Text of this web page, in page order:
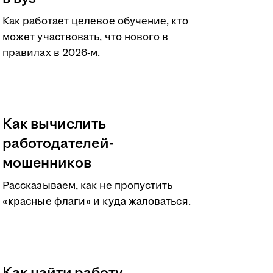
Как работает целевое обучение, кто
может участвовать, что нового в
правилах в 2026-м.
Как вычислить
работодателей-
мошенников
Рассказываем, как не пропустить
«красные флаги» и куда жаловаться.